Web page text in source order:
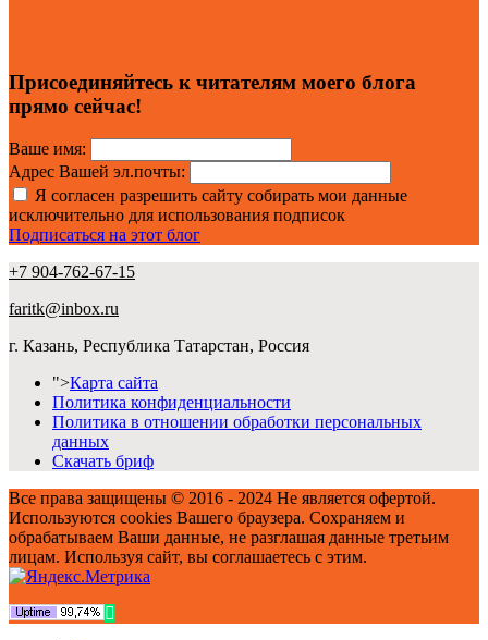
Присоединяйтесь к читателям моего блога
прямо сейчас!
Ваше имя:
Адрес Вашей эл.почты:
Я согласен разрешить сайту собирать мои данные
исключительно для использования подписок
Подписаться на этот блог
+7 904-762-67-15
faritk@inbox.ru
г. Казань, Республика Татарстан, Россия
">Карта сайта
Политика конфиденциальности
Политика в отношении обработки персональных
данных
Скачать бриф
Все права защищены © 2016 - 2024 Не является офертой.
Используются cookies Вашего браузера. Сохраняем и
обрабатываем Ваши данные, не разглашая данные третьим
лицам. Используя сайт, вы соглашаетесь с этим.